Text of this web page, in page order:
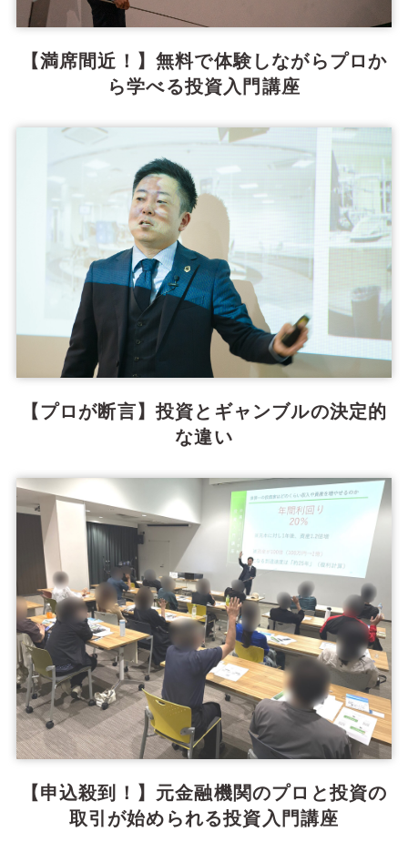
【満席間近！】無料で体験しながらプロか
ら学べる投資入門講座
【プロが断言】投資とギャンブルの決定的
な違い
【申込殺到！】元金融機関のプロと投資の
取引が始められる投資入門講座